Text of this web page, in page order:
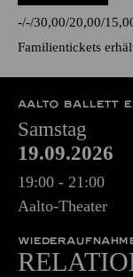
- - 30,00 20,00
Familientickets
AALTO BALLETT
Samstag
19.09.2026
19:00 - 21:00
Aalto-Theater